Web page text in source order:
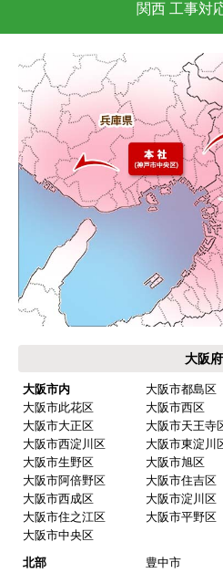
関西 工事対
大阪府
大阪市内 大阪市都島区
大阪市此花区
大阪市西区
大阪市大正区
大阪市天王寺
大阪市西淀川区
大阪市東淀川
大阪市生野区
大阪市旭区
大阪市阿倍野区
大阪市住吉区
大阪市西成区
大阪市淀川区
大阪市住之江区
大阪市平野区
大阪市中央区
北部
豊中市